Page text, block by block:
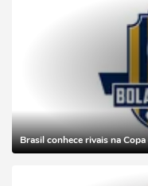
Brasil conhece rivais na